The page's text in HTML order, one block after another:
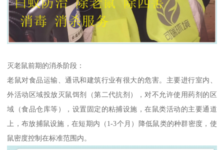
灭老鼠前期的消杀阶段：
老鼠对食品运输、通讯和建筑行业有很大的危害。主要进行室内、
外活动区域投放灭鼠饵剂（第二代抗剂），对不允许使用药剂的区
域（食品仓库等），设置固定的粘捕设施，在鼠类活动的主要通道
上，布放捕鼠设施，在短期内（1-3个月）降低鼠类的种群密度，使
鼠密度控制在标准范围内。